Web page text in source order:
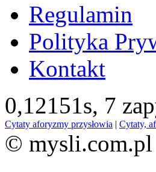
Regulamin
Polityka
Kontakt
0,12151s, 7
Cytaty aforyzmy przysłowia | Cytaty,
© mysli.com.pl